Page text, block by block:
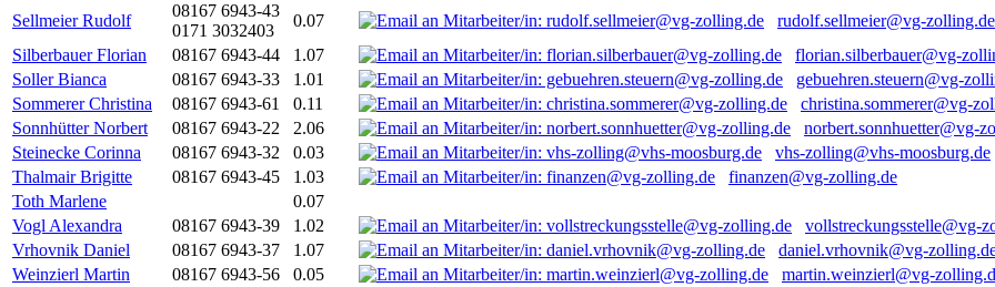
Sellmeier Rudolf
08167 6943-43
0171 3032403
0.07
rudolf.sellmeier@vg-zolling.de
Silberbauer Florian
08167 6943-44 1.07
florian.silberbauer@vg-
Soller Bianca
08167 6943-33 1.01
gebuehren.steuern@vg-
Sommerer Christina
08167 6943-61 0.11
christina.sommerer@vg-
Sonnhütter Norbert
08167 6943-22 2.06
norbert.sonnhuetter@vg-
Steinecke Corinna
08167 6943-32 0.03
vhs-zolling@vhs-moosburg.de
Thalmair Brigitte
08167 6943-45 1.03
finanzen@vg-zolling.de
Toth Marlene
0.07
Vogl Alexandra
08167 6943-39 1.02
vollstreckungsstelle@vg-
Vrhovnik Daniel
08167 6943-37 1.07
daniel.vrhovnik@vg-
Weinzierl Martin
08167 6943-56 0.05
martin.weinzierl@vg-